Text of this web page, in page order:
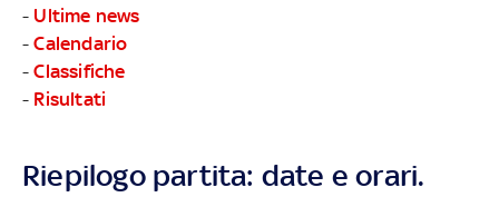
- Ultime news
-Calendario
-Classifiche
- Risultati
Riepilogo partita: date e orari.